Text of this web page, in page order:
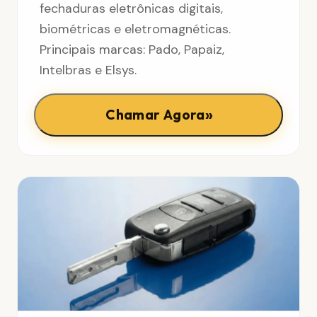
fechaduras eletrônicas digitais,
biométricas e eletromagnéticas.
Principais marcas: Pado, Papaiz,
Intelbras e Elsys.
Chamar Agora»